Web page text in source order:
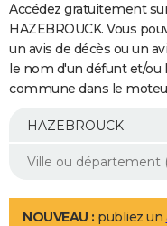
Programme TV
TNT
Streaming
Cinéma
Sorties cinéma
Musique
+
FINANCE
Impôts
Immobilier
Risques naturels par ville
Banque
Assurance
Crédit
AUTO
Essais
Réserver un essai
Citadines
Berlines
SUV
Forum auto
+
Mobiles
Meilleur smartphone
Internet
Ordinateurs
Jeux vidéo
Guide high-tech
Aménagement intérieur
LIFESTYLE
Accédez gratuitement
HAZEBROUCK. Vous
un avis de décès ou un
le nom d'un défunt et/ou
commune dans le
NOUVEAU : publiez un